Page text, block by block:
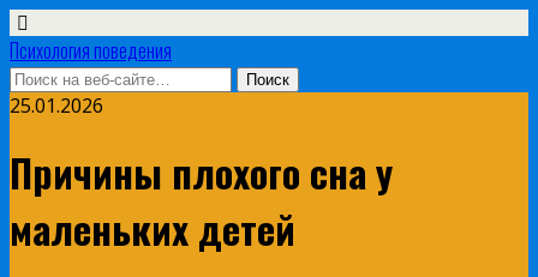
Психология поведения
25.01.2026
Причины плохого сна у
маленьких детей